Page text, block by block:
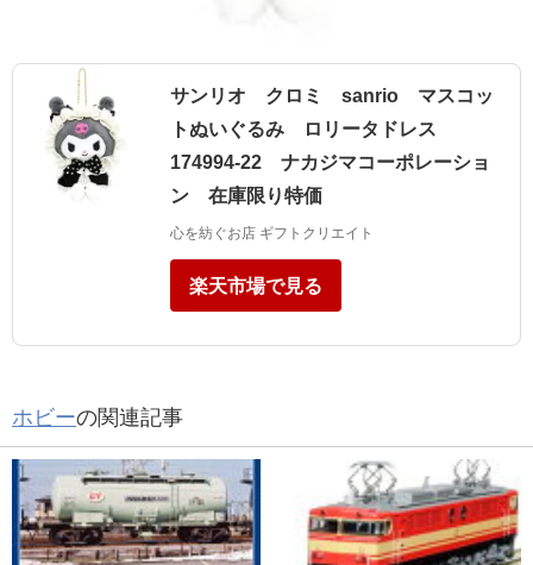
サンリオ クロミ sanrio マスコッ
トぬいぐるみ ロリータドレス
174994-22 ナカジマコーポレーショ
ン 在庫限り特価
心を紡ぐお店 ギフトクリエイト
楽天市場で見る
ホビーの関連記事